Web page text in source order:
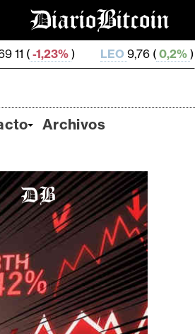
LEO9,76 (0,2% ZEC496,94 (
Archivos